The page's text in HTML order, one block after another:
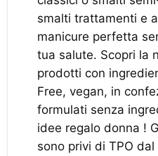
smalti trattamenti e
manicure perfetta
tua salute. Scopri la
prodotti con
Free, vegan, in
formulati senza
idee regalo donna !
sono privi di TPO dal